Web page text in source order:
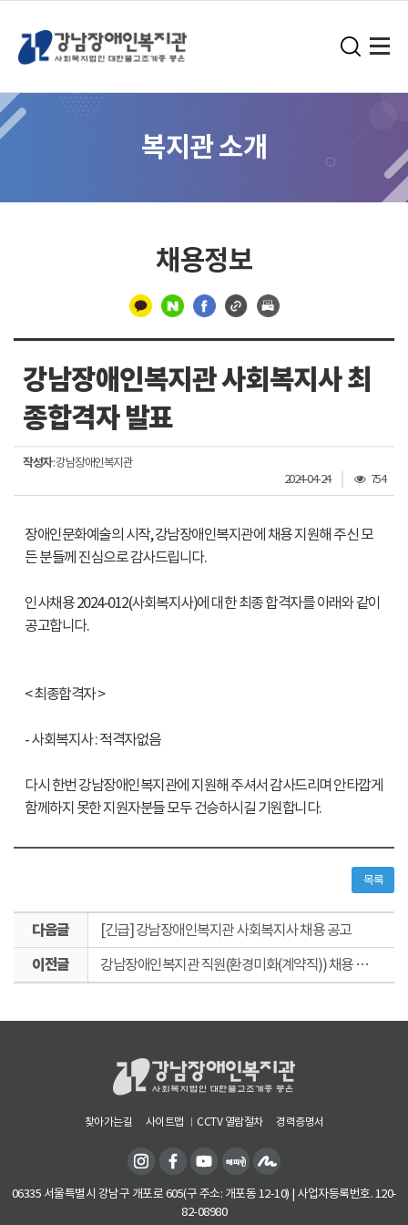
복지관 소개
채용정보
분
선
강남장애인복지관 사회복지사 최
종합격자 발표
작성자: 강남장애인복지관
2024-04-24
조
회
754
장애인문화예술의 시작, 강남장애인복지관에 채용 지원해 주신 모
든 분들께 진심으로 감사드립니다.
인사채용 2024-012(사회복지사)에 대한 최종 합격자를 아래와 같이
공고합니다.
< 최종합격자 >
- 사회복지사 : 적격자없음
다시 한번 강남장애인복지관에 지원해 주셔서 감사드리며 안타깝게
함께하지 못한 지원자분들 모두 건승하시길 기원합니다.
목록
[긴급] 강남장애인복지관 사회복지사 채용 공고
강남장애인복지관 직원(환경미화(계약직)) 채용 재공고(수시모집)
찾아가는길 사이트맵 CCTV 열람절차 경력증명서
06335 서울특별시 강남구 개포로 605(구 주소: 개포동 12-10) | 사업자등록번호. 120-
82-08980